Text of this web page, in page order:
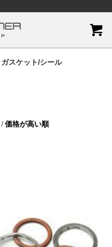
ガスケット/シール
/価格が高い順